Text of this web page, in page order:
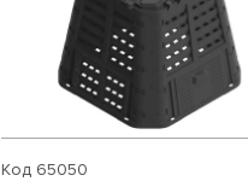
Код 65050